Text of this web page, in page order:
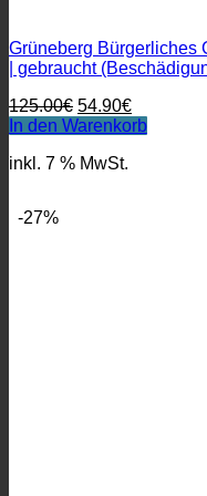
Grüneberg Bürgerliches
| gebraucht
125.00€ Ursprünglicher
Preis
125.00€
54.90€Aktueller
Preis
In den Warenkorb
inkl. 7 % MwSt.
-27%